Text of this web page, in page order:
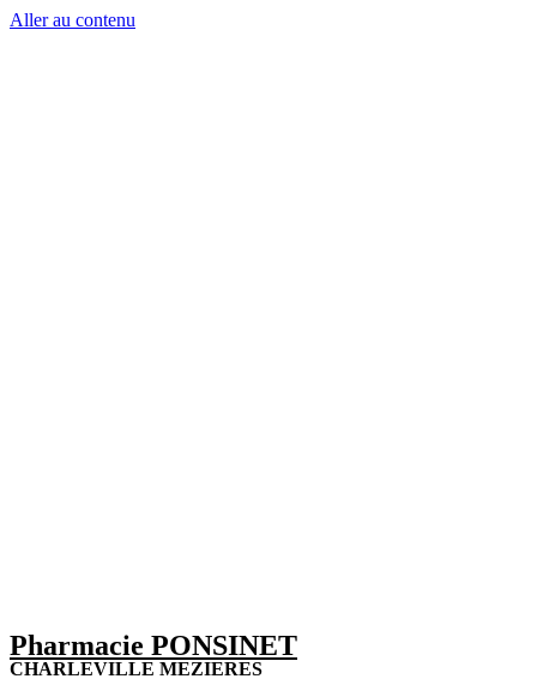
Aller au contenu
Pharmacie PONSINET
CHARLEVILLE MEZIERES